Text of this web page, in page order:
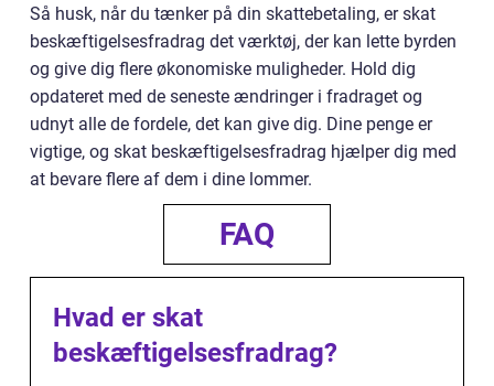
Så husk, når du tænker på din skattebetaling, er skat
beskæftigelsesfradrag det værktøj, der kan lette byrden
og give dig flere økonomiske muligheder. Hold dig
opdateret med de seneste ændringer i fradraget og
udnyt alle de fordele, det kan give dig. Dine penge er
vigtige, og skat beskæftigelsesfradrag hjælper dig med
at bevare flere af dem i dine lommer.
FAQ
Hvad er skat
beskæftigelsesfradrag?